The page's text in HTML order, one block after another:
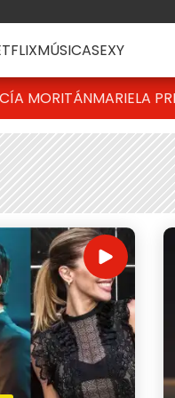
MÚSICASEXY
MORITÁNMARIELA